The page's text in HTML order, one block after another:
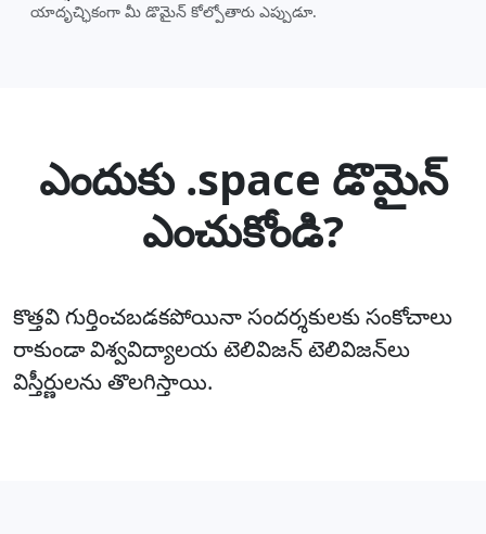
యాదృచ్ఛికంగా మీ డొమైన్ కోల్పోతారు ఎప్పుడూ.
ఎందుకు .space డొమైన్
ఎంచుకోండి?
కొత్తవి గుర్తించబడకపోయినా సందర్శకులకు సంకోచాలు
రాకుండా విశ్వవిద్యాలయ టెలివిజన్‌ టెలివిజన్‌లు
విస్తీర్ణులను తొలగిస్తాయి.